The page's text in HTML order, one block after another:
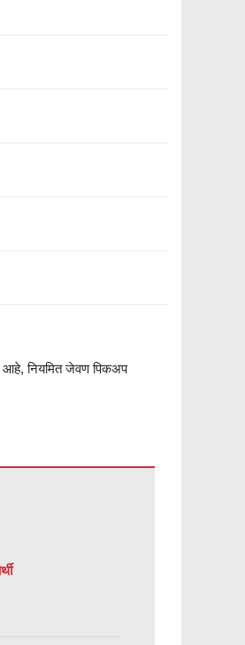
आहे, नियमित जेवण पिकअप